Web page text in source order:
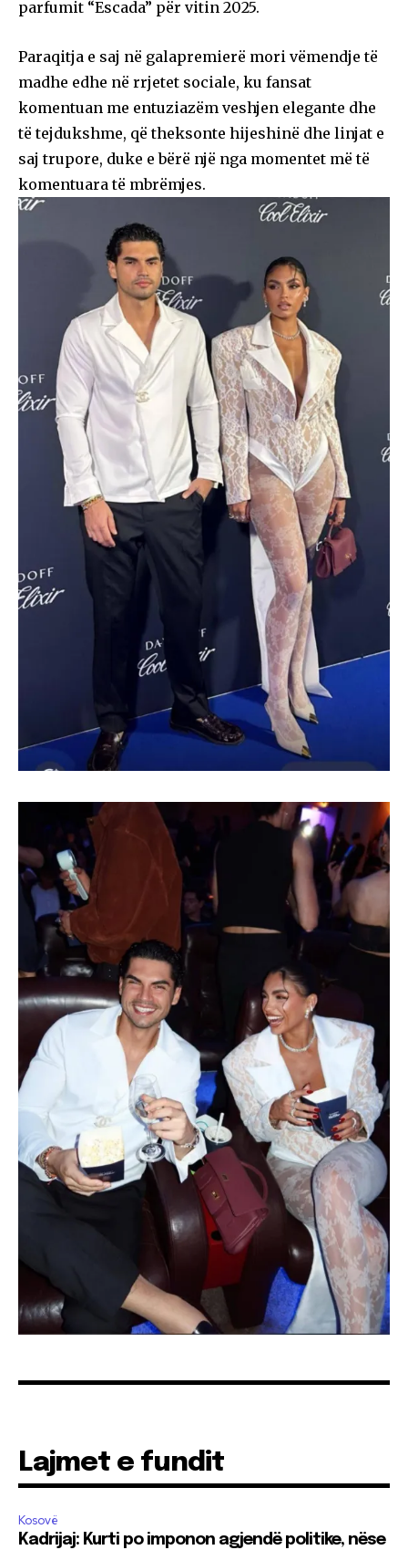
parfumit “Escada” për vitin 2025.
Paraqitja e saj në galapremierë mori vëmendje të
madhe edhe në rrjetet sociale, ku fansat
komentuan me entuziazëm veshjen elegante dhe
të tejdukshme, që theksonte hijeshinë dhe linjat e
saj trupore, duke e bërë një nga momentet më të
komentuara të mbrëmjes.
Lajmet e fundit
Kosovë
Kadrijaj: Kurti po imponon agjendë politike, nëse